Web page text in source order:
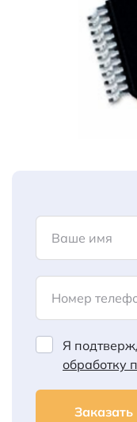
Ваше имя
Номер
Я
обработку
Заказать